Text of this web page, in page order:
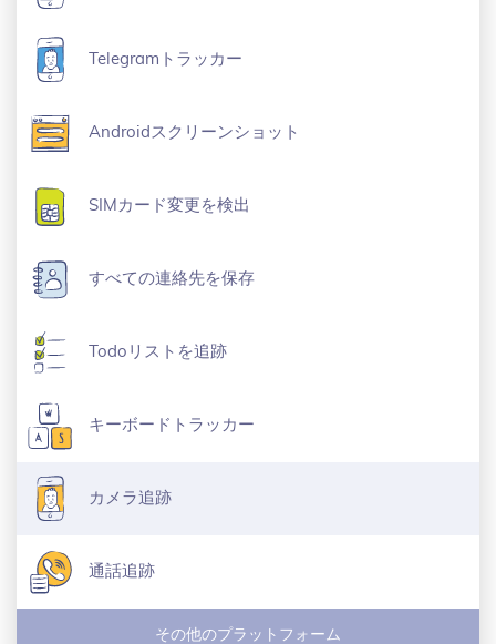
Telegramトラッカー
Androidスクリーンショット
SIMカード変更を検出
すべての連絡先を保存
Todoリストを追跡
キーボードトラッカー
カメラ追跡
通話追跡
その他のプラットフォーム